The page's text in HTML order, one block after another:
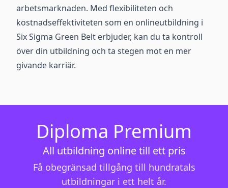
arbetsmarknaden. Med flexibiliteten och
kostnadseffektiviteten som en onlineutbildning i
Six Sigma Green Belt erbjuder, kan du ta kontroll
över din utbildning och ta stegen mot en mer
givande karriär.
Diploma Premium
All utbildning online till ett pris
Få obegränsad tillgång till hundratals
utbildningar i ett helt år.